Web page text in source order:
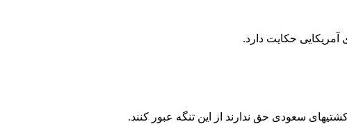
سعودی حق ندارند از این تنگه عبور کنند.